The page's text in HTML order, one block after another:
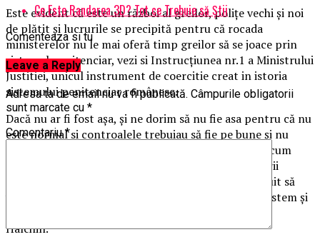
Este evident că este un război al greilor, polițe vechi și noi
de plătit și lucrurile se precipită pentru că rocada
ministerelor nu le mai oferă timp greilor să se joace prin
sistemul penitenciar, vezi si Instrucțiunea nr.1 a Ministrului
Justitiei, unicul instrument de coercitie creat in istoria
sistemului penitenciar românesc.
Dacă nu ar fi fost așa, și ne dorim să nu fie asa pentru că nu
este normal si controalele trebuiau să fie pe bune și nu
comandate, cu ținte directe, in funcție de interese, cum
sesizăm că au fost și la Târgsor și Ploiesti, inspectorii
Direcției de control ai minsitrului justitiei ar fi trebuit să
vădă care este conduita pentru situații similare in sistem și
Halchin.
Ce Este Randarea 3D? Tot ce Trebuie să Știi
Comenteaza si tu
Leave a Reply
Adresa ta de email nu va fi publicată. Câmpurile obligatorii
sunt marcate cu *
Comentariu*